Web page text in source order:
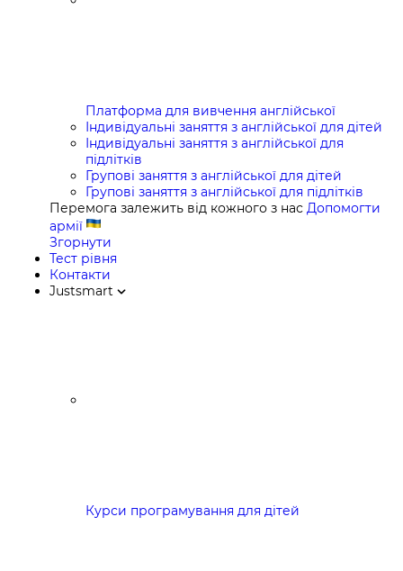
Платформа для вивчення англійської
Індивідуальні заняття з англійської для дітей
Індивідуальні заняття з англійської для
підлітків
Групові заняття з англійської для дітей
Групові заняття з англійської для підлітків
Перемога залежить від кожного з нас Допомогти
армії
Згорнути
Тест рівня
Контакти
Justsmart
Курси програмування для дітей